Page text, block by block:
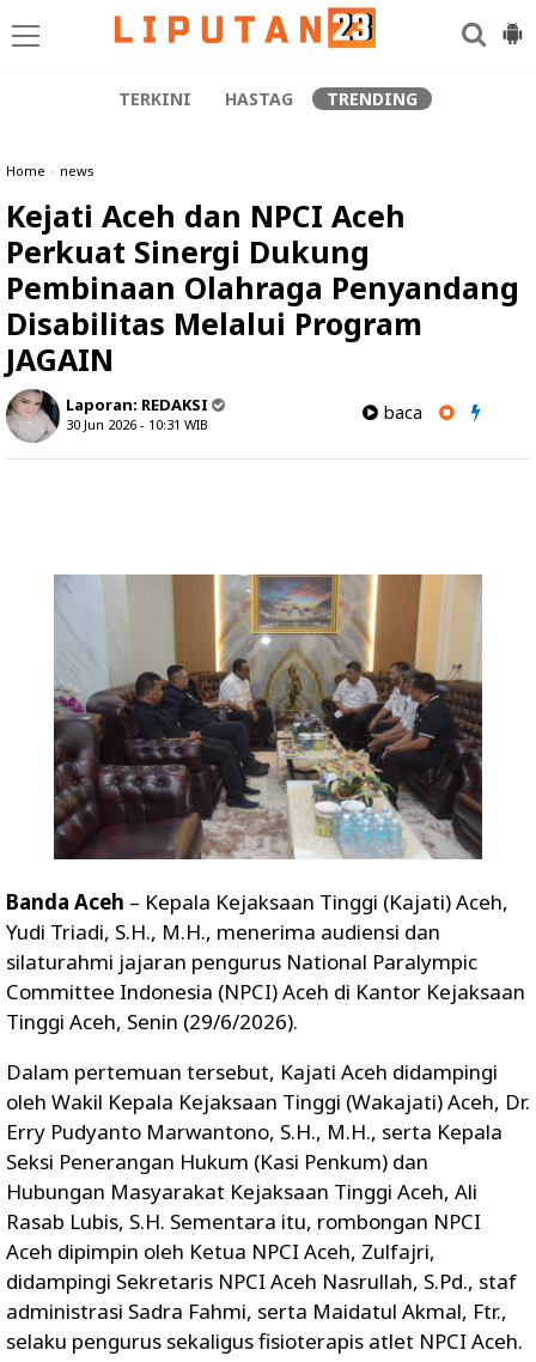
TERKINI HASTAG TRENDING
Home » news
Kejati Aceh dan NPCI Aceh
Perkuat Sinergi Dukung
Pembinaan Olahraga Penyandang
Disabilitas Melalui Program
JAGAIN
Laporan: REDAKSI
30 Jun 2026 - 10:31 WIB
baca
Banda Aceh – Kepala Kejaksaan Tinggi (Kajati) Aceh,
Yudi Triadi, S.H., M.H., menerima audiensi dan
silaturahmi jajaran pengurus National Paralympic
Committee Indonesia (NPCI) Aceh di Kantor Kejaksaan
Tinggi Aceh, Senin (29/6/2026).
Dalam pertemuan tersebut, Kajati Aceh didampingi
oleh Wakil Kepala Kejaksaan Tinggi (Wakajati) Aceh, Dr.
Erry Pudyanto Marwantono, S.H., M.H., serta Kepala
Seksi Penerangan Hukum (Kasi Penkum) dan
Hubungan Masyarakat Kejaksaan Tinggi Aceh, Ali
Rasab Lubis, S.H. Sementara itu, rombongan NPCI
Aceh dipimpin oleh Ketua NPCI Aceh, Zulfajri,
didampingi Sekretaris NPCI Aceh Nasrullah, S.Pd., staf
administrasi Sadra Fahmi, serta Maidatul Akmal, Ftr.,
selaku pengurus sekaligus fisioterapis atlet NPCI Aceh.